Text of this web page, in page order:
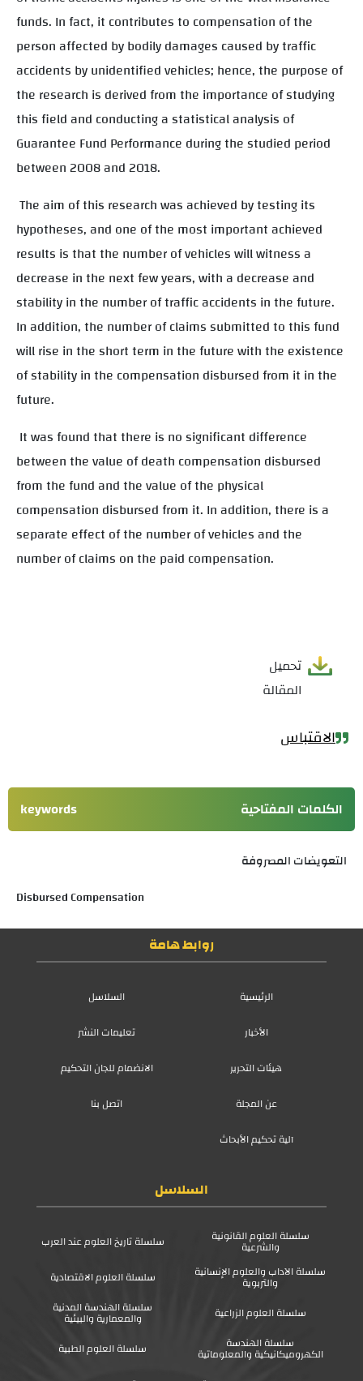
funds. In fact, it contributes to compensation of the
person affected by bodily damages caused by traffic
accidents by unidentified vehicles; hence, the purpose of
the research is derived from the importance of studying
this field and conducting a statistical analysis of
Guarantee Fund Performance during the studied period
between 2008 and 2018.
The aim of this research was achieved by testing its
hypotheses, and one of the most important achieved
results is that the number of vehicles will witness a
decrease in the next few years, with a decrease and
stability in the number of traffic accidents in the future.
In addition, the number of claims submitted to this fund
will rise in the short term in the future with the existence
of stability in the compensation disbursed from it in the
future.
It was found that there is no significant difference
between the value of death compensation disbursed
from the fund and the value of the physical
compensation disbursed from it. In addition, there is a
separate effect of the number of vehicles and the
number of claims on the paid compensation.
تحميل
المقالة
الاقتباس
الكلمات المفتاحية keywords
التعويضات المصروفة
Disbursed Compensation
روابط هامة
الرئيسية
السلاسل
الأخبار
تعليمات النشر
هيئات التحرير
الانضمام للجان التحكيم
عن المجلة
اتصل بنا
آلية تحكيم الأبحاث
السلاسل
سلسلة العلوم القانونية
والشرعية
سلسلة تاريخ العلوم عند العرب
سلسلة الآداب والعلوم الإنسانية
والتربوية
سلسلة العلوم الاقتصادية
سلسلة العلوم الزراعية
سلسلة الهندسة المدنية
والمعمارية والبيئية
سلسلة الهندسة
الكهروميكانيكية والمعلوماتية
سلسلة العلوم الطبية